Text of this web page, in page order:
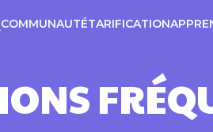
COMMUNAUTÉTARIFICATION